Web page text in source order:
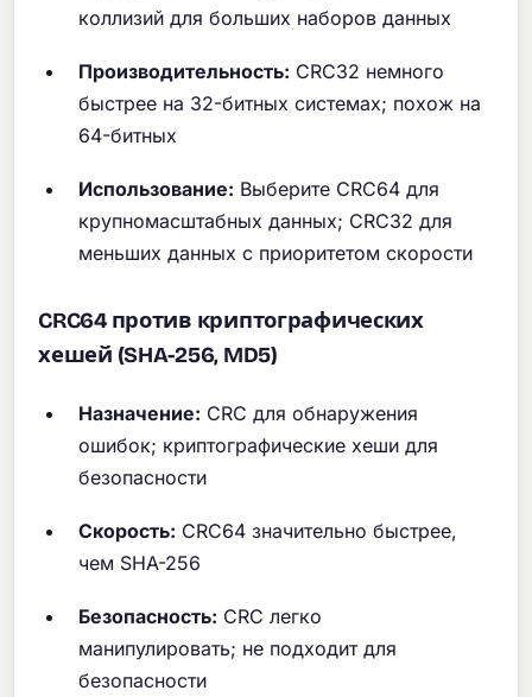
коллизий для больших наборов данных
Производительность: CRC32 немного
быстрее на 32-битных системах; похож на
64-битных
Использование: Выберите CRC64 для
крупномасштабных данных; CRC32 для
меньших данных с приоритетом скорости
CRC64 против криптографических
хешей (SHA-256, MD5)
Назначение: CRC для обнаружения
ошибок; криптографические хеши для
безопасности
Скорость: CRC64 значительно быстрее,
чем SHA-256
Безопасность: CRC легко
манипулировать; не подходит для
безопасности